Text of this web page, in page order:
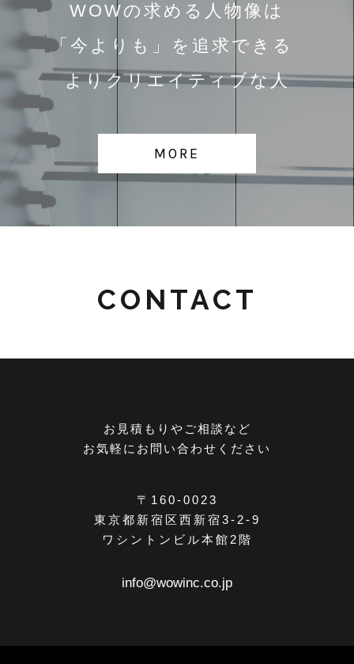
WOWの求める人物像は
「今よりも」 を追求できる
よりクリエイティブな人
MORE
CONTACT
お見積もりやご相談など
お気軽にお問い合わせください
〒160-0023
東京都新宿区西新宿3-2-9
ワシントンビル本館2階
info@wowinc.co.jp